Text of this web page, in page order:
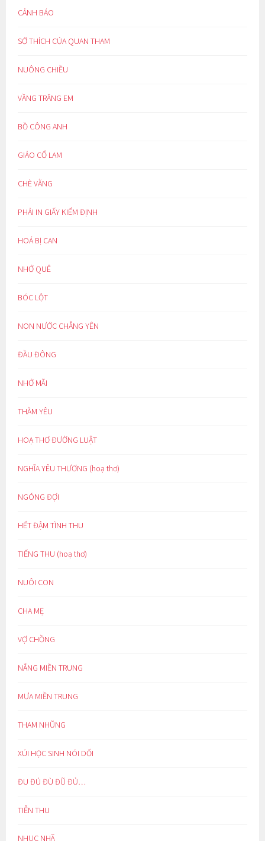
CẢNH BÁO
SỞ THÍCH CỦA QUAN THAM
NUÔNG CHIỀU
VẦNG TRĂNG EM
BỒ CÔNG ANH
GIẢO CỔ LAM
CHÈ VẰNG
PHẢI IN GIẤY KIỂM ĐỊNH
HOÁ BỊ CAN
NHỚ QUÊ
BÓC LỘT
NON NƯỚC CHẲNG YÊN
ĐẦU ĐÔNG
NHỚ MÃI
THẦM YÊU
HOẠ THƠ ĐƯỜNG LUẬT
NGHĨA YÊU THƯƠNG (hoạ thơ)
NGÓNG ĐỢI
HẾT ĐẬM TÌNH THU
TIẾNG THU (hoạ thơ)
NUÔI CON
CHA MẸ
VỢ CHỒNG
NẮNG MIỀN TRUNG
MƯA MIỀN TRUNG
THAM NHŨNG
XÚI HỌC SINH NÓI DỐI
ĐU ĐÚ ĐÙ ĐŨ ĐỦ…
TIỄN THU
NHỤC NHÃ